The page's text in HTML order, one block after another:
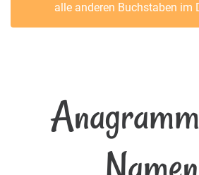
alle anderen Buchstaben im